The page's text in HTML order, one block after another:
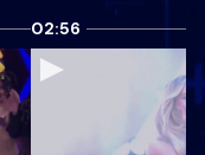
02:56